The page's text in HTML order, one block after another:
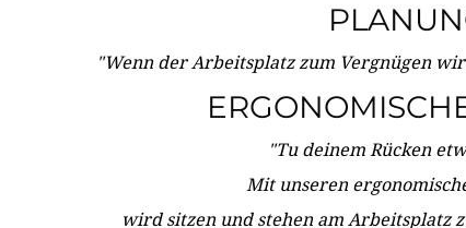
"Wenn der Arbeitsplatz zum Vergnügen
"Tu deinem Rücken
Mit unseren
wird sitzen und stehen am Arbeitsplatz